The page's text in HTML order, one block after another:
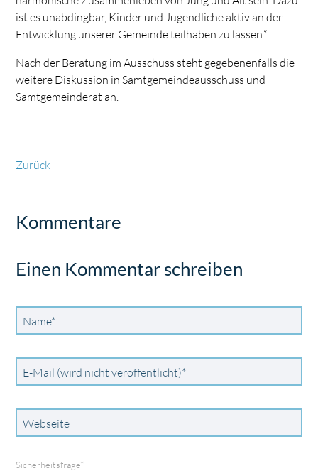
ist es unabdingbar, Kinder und Jugendliche aktiv an der
Entwicklung unserer Gemeinde teilhaben zu lassen.“
Nach der Beratung im Ausschuss steht gegebenenfalls die
weitere Diskussion in Samtgemeindeausschuss und
Samtgemeinderat an.
Zurück
Kommentare
Einen Kommentar schreiben
Pflichtfeld
Name*
Pflichtfeld
E-Mail (wird nicht veröffentlicht)*
Webseite
Pflichtfeld
Sicherheitsfrage*